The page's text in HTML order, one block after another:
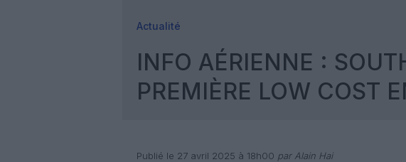
Actualité
INFO AÉRIENNE :
PREMIÈRE LOW COST
Publié le 27 avril 2025 à 18h00 par Alain Hai